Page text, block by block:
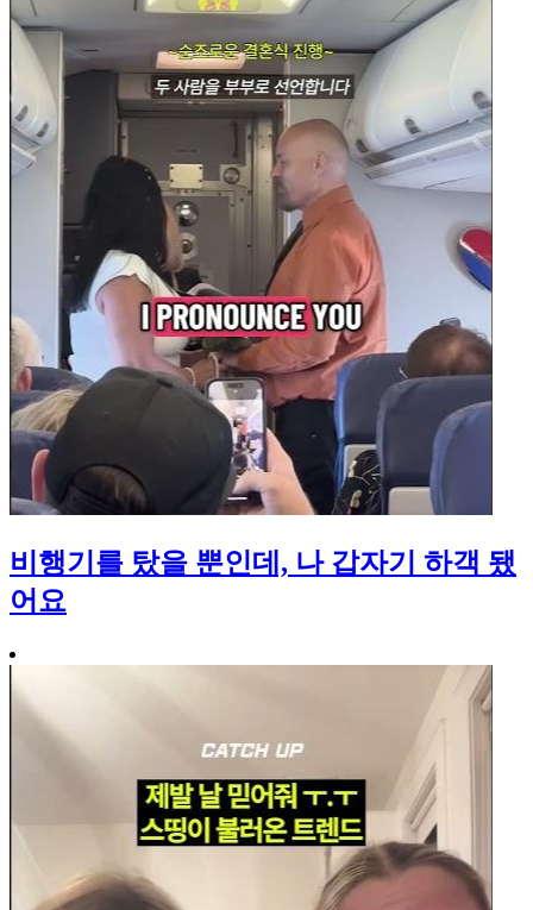
비행기를 탔을 뿐인데, 나 갑자기 하객 됐
어요